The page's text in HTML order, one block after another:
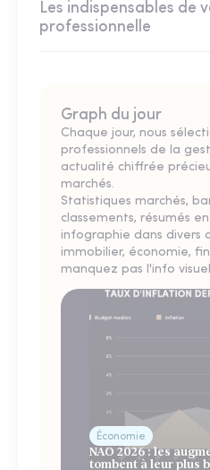
Les indispensables de
professionnelle
Graph du jour
Chaque jour, nous
professionnels de la
actualité chiffrée
marchés.
Statistiques marchés,
classements, résumés
infographie dans divers
immobilier, économie,
manquez pas l'info
Économie
NAO 2026 : les
tombent à leur plus